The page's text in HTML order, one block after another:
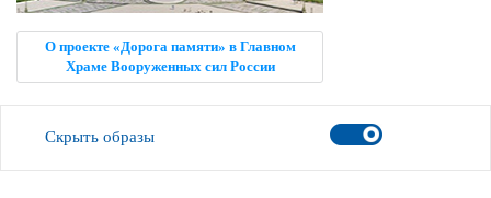
О проекте «Дорога памяти» в Главном
Храме Вооруженных сил России
Скрыть образы